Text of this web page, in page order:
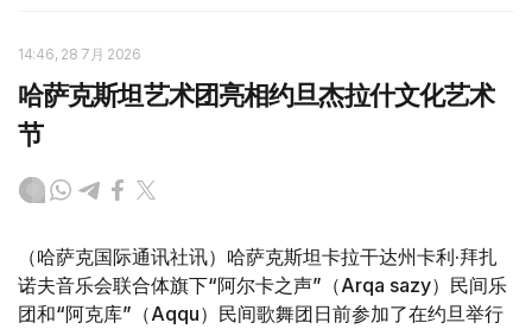
14:46, 28 7月 2026
哈萨克斯坦艺术团亮相约旦杰拉什文化艺术
节
（哈萨克国际通讯社讯）哈萨克斯坦卡拉干达州卡利·拜扎
诺夫音乐会联合体旗下“阿尔卡之声”（Arqa sazy）民间乐
团和“阿克库”（Aqqu）民间歌舞团日前参加了在约旦举行